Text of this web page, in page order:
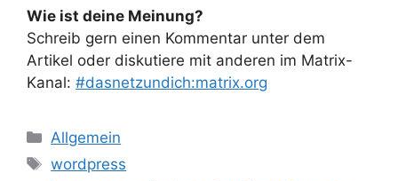
Wie ist deine Meinung?
Schreib gern einen Kommentar unter dem
Artikel oder diskutiere mit anderen im Matrix-
Kanal: #dasnetzundich:matrix.org
Kategorien
Allgemein
Schlagwörter
wordpress